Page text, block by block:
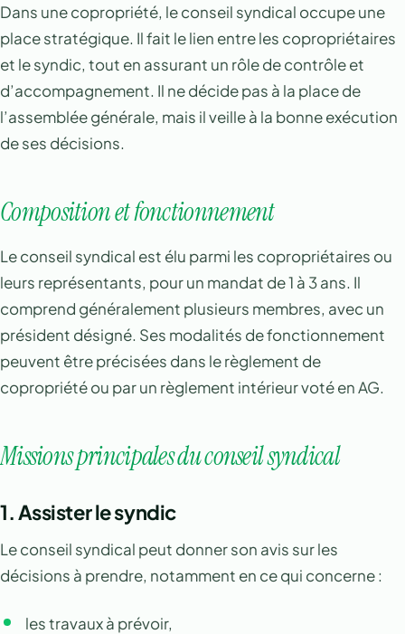
Dans une copropriété, le conseil syndical occupe une
place stratégique. Il fait le lien entre les copropriétaires
et le syndic, tout en assurant un rôle de contrôle et
d’accompagnement. Il ne décide pas à la place de
l’assemblée générale, mais il veille à la bonne exécution
de ses décisions.
Composition et fonctionnement
Le conseil syndical est élu parmi les copropriétaires ou
leurs représentants, pour un mandat de 1 à 3 ans. Il
comprend généralement plusieurs membres, avec un
président désigné. Ses modalités de fonctionnement
peuvent être précisées dans le règlement de
copropriété ou par un règlement intérieur voté en AG.
Missions principales du conseil syndical
1.Assister le syndic
Le conseil syndical peut donner son avis sur les
décisions à prendre, notamment en ce qui concerne :
les travaux à prévoir,